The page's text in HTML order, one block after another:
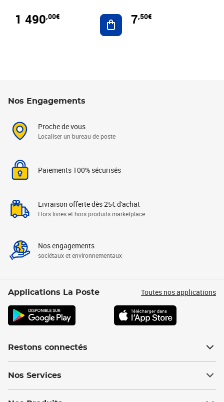
1 490,00€ Ajouter au panier
7,50€
Nos Engagements
Proche de vous
Localiser un bureau de poste
Paiements 100% sécurisés
Livraison offerte dès 25€ d'achat
Hors livres et hors produits marketplace
Nos engagements
sociétaux et environnementaux
Applications La Poste Toutes nos applications
Restons connectés
Nos Services